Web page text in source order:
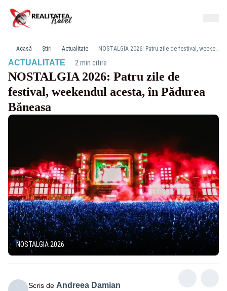
Acasă Știri Actualitate NOSTALGIA 2026: Patru zile de festival, weekendul acesta, în Pădurea Băneasa
ACTUALITATE· 2 min citire
NOSTALGIA 2026: Patru zile de
festival, weekendul acesta, în Pădurea
Băneasa
NOSTALGIA 2026
Scris de Andreea Damian